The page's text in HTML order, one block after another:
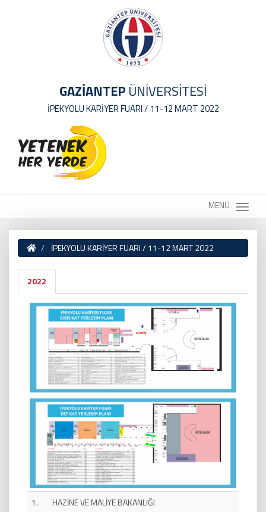
GAZİANTEP ÜNİVERSİTESİ
İPEKYOLU KARİYER FUARI / 11-12 MART 2022
MENÜ
İPEKYOLU KARİYER FUARI / 11-12 MART 2022
2022
1.
HAZİNE VE MALİYE BAKANLIĞI